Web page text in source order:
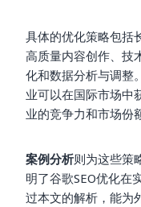
具体的优化策略包括
高质量内容创作、技
化和数据分析与调整
业可以在国际市场中
业的竞争力和市场份
案例分析则为这些策
明了谷歌SEO优化在
过本文的解析，能为